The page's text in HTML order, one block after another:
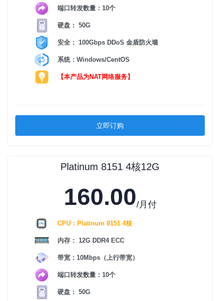
端口转发数量：10个
硬盘： 50G
安全： 100Gbps DDoS 金盾防火墙
系统：Windows/CentOS
【本产品为NAT网络服务】
立即订购
Platinum 8151 4核12G
160.00/月付
CPU：Platinum 8151 4核
内存： 12G DDR4 ECC
带宽：10Mbps（上行带宽）
端口转发数量：10个
硬盘： 50G